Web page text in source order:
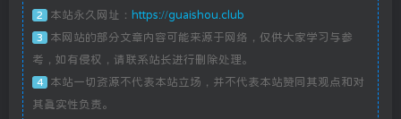
2 本站永久网址： https://guaishou.club
3
本网站的部分文章内容可能来源于网络，仅供大家学习与参
考，如有侵权，请联系站长进行删除处理。
4
本站一切资源不代表本站立场，并不代表本站赞同其观点和对
其真实性负责。